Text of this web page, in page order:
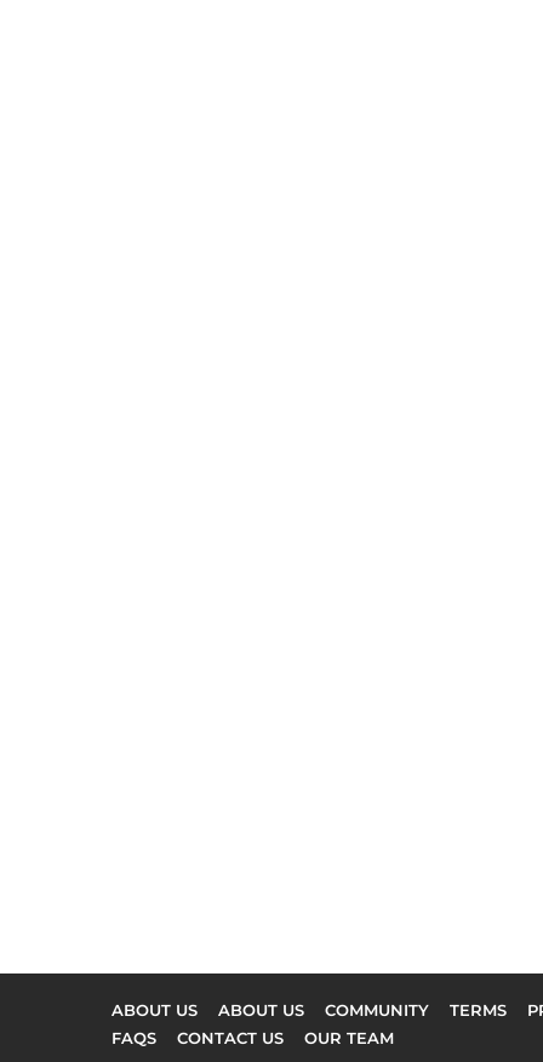
ABOUT US ABOUT US COMMUNITY TERMS
FAQS
CONTACT US OUR TEAM